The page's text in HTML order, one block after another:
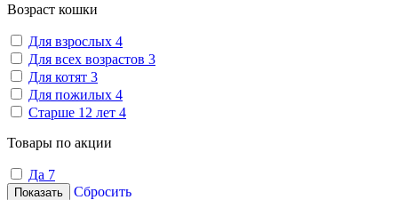
Возраст кошки
Для взрослых 4
Для всех возрастов 3
Для котят 3
Для пожилых 4
Старше 12 лет 4
Товары по акции
Да 7
Показать
Сбросить